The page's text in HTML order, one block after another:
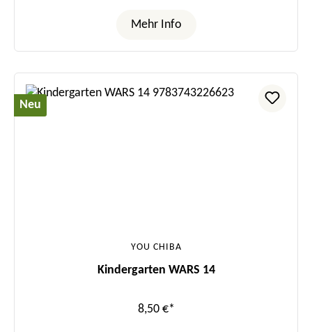
Mehr Info
Neu
YOU CHIBA
Kindergarten WARS 14
8,50 €*